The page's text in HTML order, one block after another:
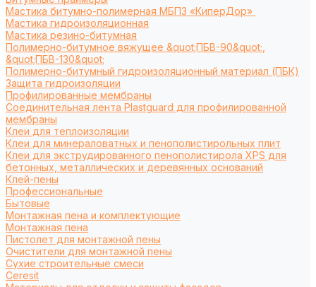
Мастика битумно-полимерная МБПЗ «КиперДор»
Мастика гидроизоляционная
Мастика резино-битумная
Полимерно-битумное вяжущее &quot;ПБВ-90&quot;,
&quot;ПБВ-130&quot;
Полимерно-битумный гидроизоляционный материал (ПБК)
Защита гидроизоляции
Профилированные мембраны
Соединительная лента Plastguard для профилированной
мембраны
Клеи для теплоизоляции
Клеи для минераловатных и пенополистирольных плит
Клеи для экструдированного пенополистирола XPS для
бетонных, металлических и деревянных оснований
Клей-пены
Профессиональные
Бытовые
Монтажная пена и комплектующие
Монтажная пена
Пистолет для монтажной пены
Очистители для монтажной пены
Сухие строительные смеси
Ceresit